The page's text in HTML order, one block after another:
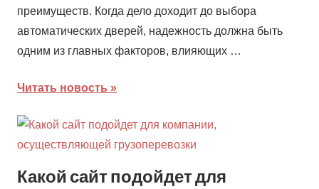
преимуществ. Когда дело доходит до выбора
автоматических дверей, надежность должна быть
одним из главных факторов, влияющих …
Читать новость
Какой сайт подойдет для